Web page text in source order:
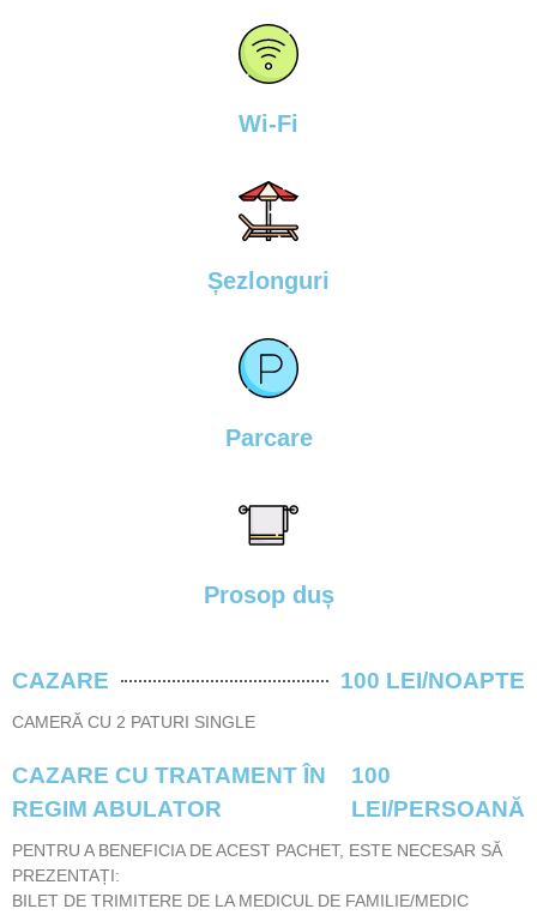
Wi-Fi
Șezlonguri
Parcare
Prosop duș
CAZARE 100 LEI/NOAPTE
CAMERĂ CU 2 PATURI SINGLE
CAZARE CU TRATAMENT ÎN
REGIM ABULATOR
100
LEI/PERSOANĂ
PENTRU A BENEFICIA DE ACEST PACHET, ESTE NECESAR SĂ
PREZENTAȚI:
BILET DE TRIMITERE DE LA MEDICUL DE FAMILIE/MEDIC